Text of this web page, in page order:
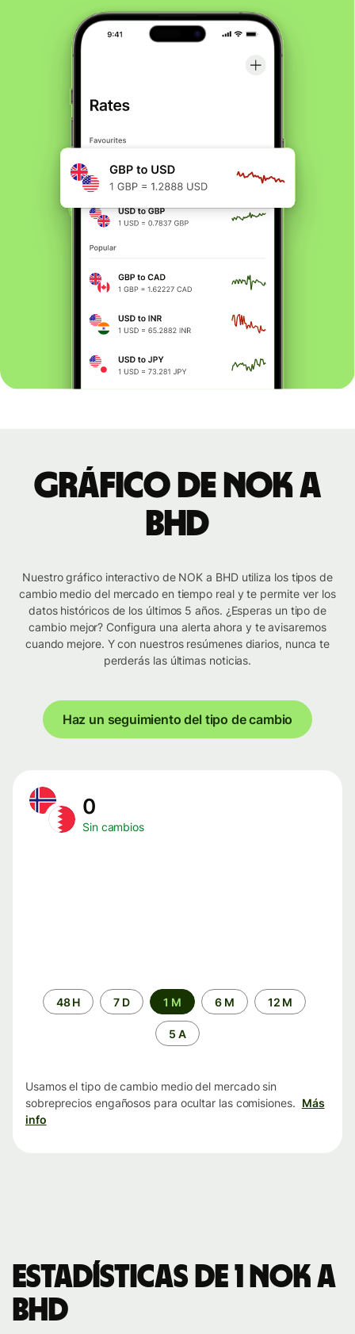
Gráfico de NOK a
BHD
Nuestro gráfico interactivo de NOK a BHD utiliza los tipos de
cambio medio del mercado en tiempo real y te permite ver los
datos históricos de los últimos 5 años. ¿Esperas un tipo de
cambio mejor? Configura una alerta ahora y te avisaremos
cuando mejore. Y con nuestros resúmenes diarios, nunca te
perderás las últimas noticias.
Haz un seguimiento del tipo de cambio
0
Sin cambios
Periodo48 H 7 D 1 M 6 M 12 M
5 A
Usamos el tipo de cambio medio del mercado sin
sobreprecios engañosos para ocultar las comisiones. Más
info
Estadísticas de 1 NOK a
BHD